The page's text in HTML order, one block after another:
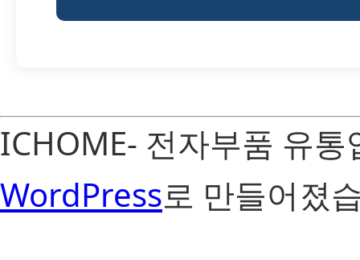
ICHOME- 전자부품 유
WordPress로 만들어졌